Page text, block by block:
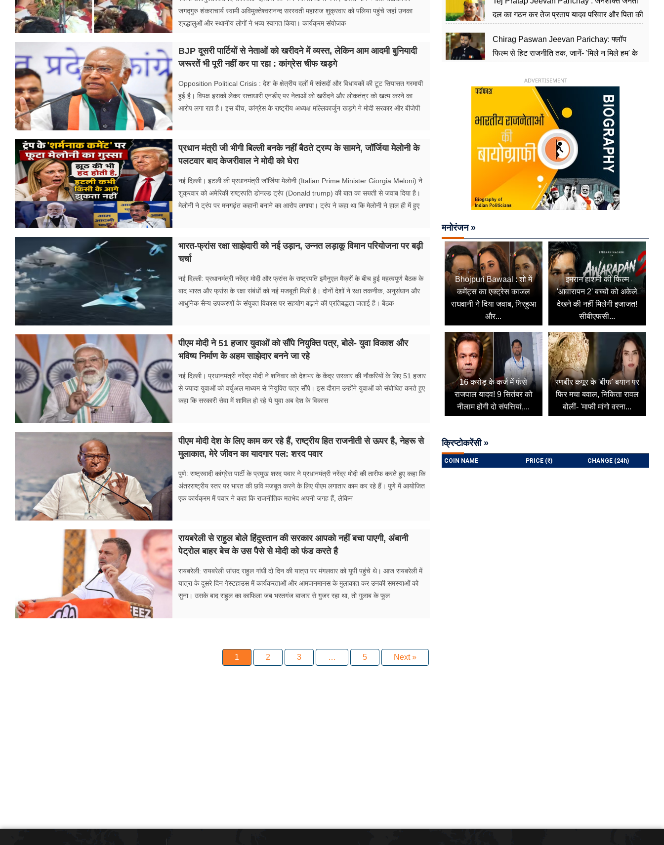
जगद्गुरु शंकराचार्य स्वामी अविमुक्तेश्वरानन्द सरस्वती महाराज शुक्रवार को पलिया पहुंचे जहां उनका
श्रद्धालुओं और स्थानीय लोगों ने भव्य स्वागत किया। कार्यक्रम संयोजक
BJP दूसरी पार्टियों से नेताओं को खरीदने में व्यस्त, लेकिन आम आदमी बुनियादी
जरूरतें भी पूरी नहीं कर पा रहा : कांग्रेस चीफ खड़गे
Opposition Political Crisis : देश के क्षेत्रीय दलों में सांसदों और विधायकों की टूट सियासत गरमायी
हुई है। विपक्ष इसको लेकर सत्ताधारी एनडीए पर नेताओं को खरीदने और लोकतंत्र को खत्म करने का
आरोप लगा रहा है। इस बीच, कांग्रेस के राष्ट्रीय अध्यक्ष मल्लिकार्जुन खड़गे ने मोदी सरकार और बीजेपी
प्रधान मंत्री जी भीगी बिल्ली बनके नहीं बैठते ट्रम्प के सामने, जॉर्जिया मेलोनी के
पलटवार बाद केजरीवाल ने मोदी को घेरा
नई दिल्ली। इटली की प्रधानमंत्री जॉर्जिया मेलोनी (Italian Prime Minister Giorgia Meloni) ने
शुक्रवार को अमेरिकी राष्ट्रपति डोनल्ड ट्रंप (Donald trump) की बात का सख्ती से जवाब दिया है।
मेलोनी ने ट्रंप पर मनगढ़ंत कहानी बनाने का आरोप लगाया। ट्रंप ने कहा था कि मेलोनी ने हाल ही में हुए
भारत-फ्रांस रक्षा साझेदारी को नई उड़ान, उन्नत लड़ाकू विमान परियोजना पर बढ़ी
चर्चा
नई दिल्ली: प्रधानमंत्री नरेंद्र मोदी और फ्रांस के राष्ट्रपति इमैनुएल मैक्रों के बीच हुई महत्वपूर्ण बैठक के
बाद भारत और फ्रांस के रक्षा संबंधों को नई मजबूती मिली है। दोनों देशों ने रक्षा तकनीक, अनुसंधान और
आधुनिक सैन्य उपकरणों के संयुक्त विकास पर सहयोग बढ़ाने की प्रतिबद्धता जताई है। बैठक
पीएम मोदी ने 51 हजार युवाओं को सौंपे नियुक्ति पत्र, बोले- युवा​ विकाश और
भविष्य निर्माण के अहम साझेदार बनने जा रहे
नई दिल्ली। प्रधानमंत्री नरेंद्र मोदी ने शनिवार को देशभर के केंद्र सरकार की नौकरियों के लिए 51 हजार
से ज्यादा युवाओं को वर्चुअल माध्यम से नियुक्ति पत्र सौंपे। इस दौरान उन्होंने युवाओं को संबोधित करते हुए
कहा कि सरकारी सेवा में शामिल हो रहे ये युवा अब देश के विकास
पीएम मोदी देश के लिए काम कर रहे हैं, राष्ट्रीय हित राजनीती से ऊपर है, नेहरू से
मुलाकात, मेरे जीवन का यादगार पल: शरद पवार
पुणे: राष्ट्रवादी कांग्रेस पार्टी के प्रमुख शरद पवार ने प्रधानमंत्री नरेंद्र मोदी की तारीफ करते हुए कहा कि
अंतरराष्ट्रीय स्तर पर भारत की छवि मजबूत करने के लिए पीएम लगातार काम कर रहे हैं। पुणे में आयोजित
एक कार्यक्रम में पवार ने कहा कि राजनीतिक मतभेद अपनी जगह हैं, लेकिन
रायबरेली से राहुल बोले हिंदुस्तान की सरकार आपको नहीं बचा पाएगी, अंबानी
पेट्रोल बाहर बेच के उस पैसे से मोदी को फंड करते है
रायबरेली: रायबरेली सांसद राहुल गांधी दो दिन की यात्रा पर मंगलवार को यूपी पहुंचे थे। आज रायबरेली में
यात्रा के दूसरे दिन गेस्टहाउस में कार्यकरताओं और आमजनमानस के मुलाकात कर उनकी समस्याओं को
सुना। उसके बाद राहुल का ​काफिला जब भरतगंज बाजार से गुजर रहा था, तो गुलाब के फूल
1 2 3 … 5 Next »
दल का गठन कर तेज प्रताप यादव परिवार और पिता की
Chirag Paswan Jeevan Parichay: फ्लॉप
फिल्म से हिट राजनीति तक, जानें- 'मिले न मिले हम' के
ADVERTISEMENT
मनोरंजन »
Bhojpuri Bawaal : शो में
कमेंट्स का एक्ट्रेस काजल
राघवानी ने दिया जवाब, निरहुआ
और...
इमरान हाशमी की फिल्म
'आवारापन 2' बच्चों को अकेले
देखने की नहीं मिलेगी इजाजत!
सीबीएफसी...
16 करोड़ के कर्ज में फंसे
राजपाल यादव! 9 सितंबर को
नीलाम होंगी दो संपत्तियां,...
रणबीर कपूर के 'बीफ' बयान पर
फिर मचा बवाल, निकिता रावल
बोलीं- 'माफी मांगो वरना...
क्रिप्टोकरेंसी »